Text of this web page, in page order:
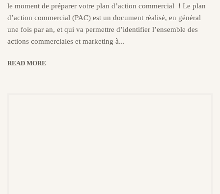
le moment de préparer votre plan d’action commercial ! Le plan
d’action commercial (PAC) est un document réalisé, en général
une fois par an, et qui va permettre d’identifier l’ensemble des
actions commerciales et marketing à...
READ MORE